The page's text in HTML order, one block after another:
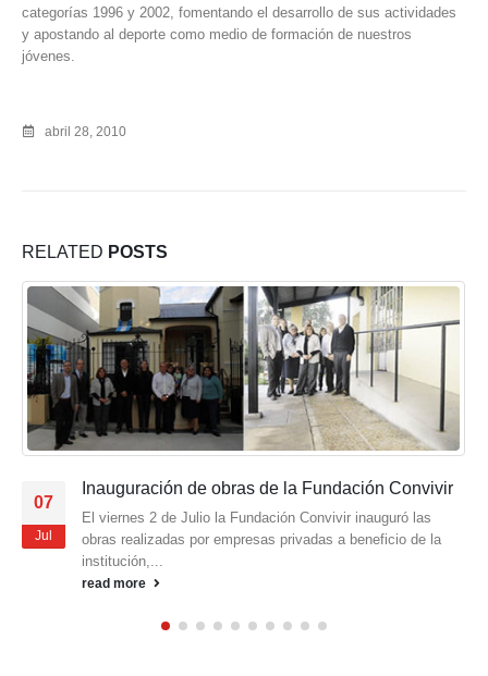
categorías 1996 y 2002, fomentando el desarrollo de sus actividades
y apostando al deporte como medio de formación de nuestros
jóvenes.
abril 28, 2010
RELATED POSTS
Convivir
inauguró las
a beneficio de la
Repercusiones – El Litoral
el edificio más...